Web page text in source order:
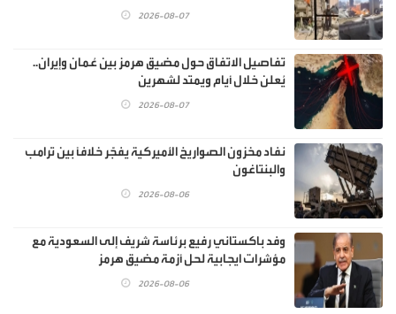
2026-08-07
تفاصيل الاتفاق حول مضيق هرمز بين عُمان وإيران..
يُعلن خلال أيام ويمتد لشهرين
2026-08-07
نفاد مخزون الصواريخ الأميركية يفجّر خلافًا بين ترامب
والبنتاغون
2026-08-06
وفد باكستاني رفيع برئاسة شريف إلى السعودية مع
مؤشرات ايجابية لحل أزمة مضيق هرمز
2026-08-06